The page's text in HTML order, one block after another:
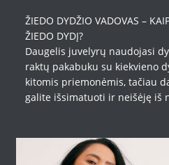
ŽIEDO DYDŽIO VADOVAS –
ŽIEDO DYDĮ?
Daugelis juvelyrų naudojasi
raktų pakabuku su kiekvieno
kitomis priemonėmis, tačiau
galite išsimatuoti ir neišėję iš